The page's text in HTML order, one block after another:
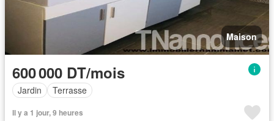
Maison
600 000 DT/mois
Jardin Terrasse
Il y a 1 jour, 9 heures